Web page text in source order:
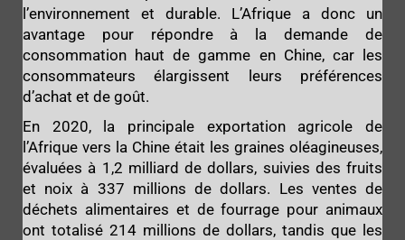
l’environnement et durable. L’Afrique a donc un
avantage pour répondre à la demande de
consommation haut de gamme en Chine, car les
consommateurs élargissent leurs préférences
d’achat et de goût.
En 2020, la principale exportation agricole de
l’Afrique vers la Chine était les graines oléagineuses,
évaluées à 1,2 milliard de dollars, suivies des fruits
et noix à 337 millions de dollars. Les ventes de
déchets alimentaires et de fourrage pour animaux
ont totalisé 214 millions de dollars, tandis que les